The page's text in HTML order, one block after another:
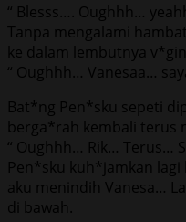
“ Blesss…. Oughhh…
Tanpa mengalami
ke dalam lembutnya
“ Oughhh… Vanesaa…
Bat*ng Pen*sku sepeti
berga*rah kembali terus
“ Oughhh… Rik… Terus…
Pen*sku kuh*jamkan
aku menindih Vanesa…
di bawah.